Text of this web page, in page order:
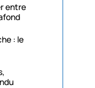
entre
: le